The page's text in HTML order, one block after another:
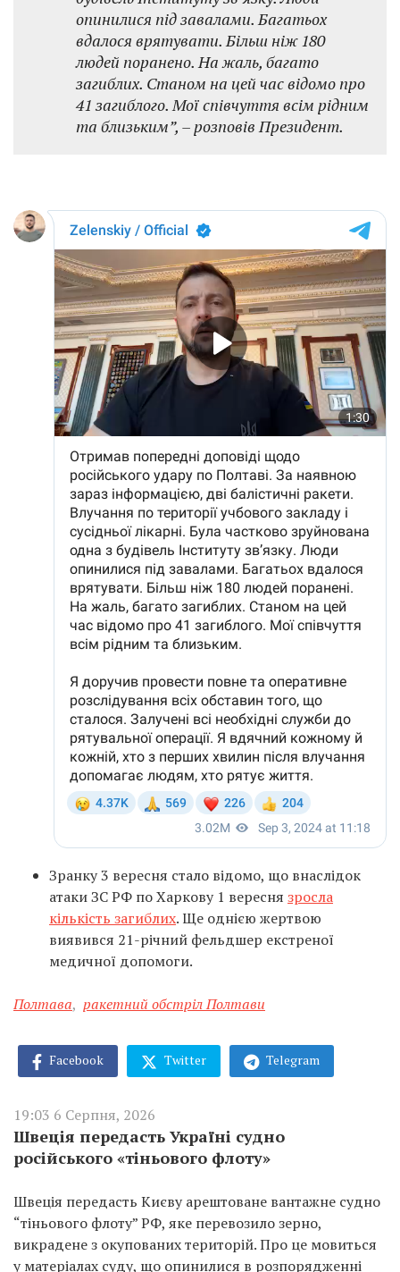
опинилися під завалами. Багатьох
вдалося врятувати. Більш ніж 180
людей поранено. На жаль, багато
загиблих. Станом на цей час відомо про
41 загиблого. Мої співчуття всім рідним
та близьким”, – розповів Президент.
Зранку 3 вересня стало відомо, що внаслідок
атаки ЗС РФ по Харкову 1 вересня зросла
кількість загиблих. Ще однією жертвою
виявився 21-річний фельдшер екстреної
медичної допомоги.
Полтава, ракетний обстріл Полтави
Facebook Twitter Telegram
19:03 6 Серпня, 2026
Швеція передасть Україні судно
російського «тіньового флоту»
Швеція передасть Києву арештоване вантажне судно
“тіньового флоту” РФ, яке перевозило зерно,
викрадене з окупованих територій. Про це мовиться
у матеріалах суду, що опинилися в розпорядженні